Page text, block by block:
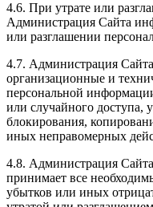
4.6. При утрате или
Администрация Сайта
или разглашении
4.7. Администрация
организационные и
персональной
или случайного доступа,
блокирования,
иных неправомерных
4.8. Администрация
принимает все
убытков или иных